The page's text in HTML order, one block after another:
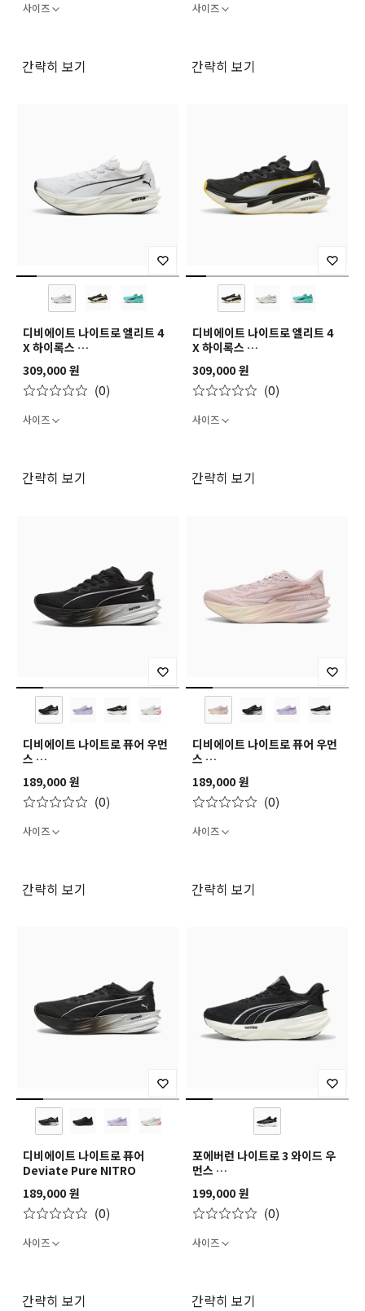
사이즈
간략히 보기
사이즈
간략히 보기
디비에이트 나이트로 엘리트 4
X 하이록스
Deviate NITRO Elite 4 -
PUMA x HYROX
309,000 원
(0)
사이즈
간략히 보기
디비에이트 나이트로 엘리트 4
X 하이록스
Deviate NITRO Elite 4 -
PUMA x HYROX
309,000 원
(0)
사이즈
간략히 보기
디비에이트 나이트로 퓨어 우먼
스
Deviate Pure NITRO Wns
189,000 원
(0)
사이즈
간략히 보기
디비에이트 나이트로 퓨어 우먼
스
Deviate Pure NITRO Wns
189,000 원
(0)
사이즈
간략히 보기
디비에이트 나이트로 퓨어
Deviate Pure NITRO
189,000 원
(0)
사이즈
간략히 보기
포에버런 나이트로 3 와이드 우
먼스
ForeverRun NITRO 3 WIDE
Wns
199,000 원
(0)
사이즈
간략히 보기